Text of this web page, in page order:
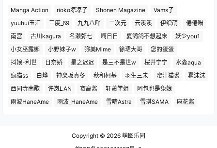
Manga Action rioko凉凉子 Shonen Magazine
Vams子
yuuhui玉汇
三度_69 九九八吖 二次元 云溪溪 伊织萌
倦倦喵
南宫
古川kagura 名濑弥七 啊日日 夏鸽鸽不想起床
妖少you1
小女巫露娜
小野妹子w 弥美Mime 徐珺大哥
您的蛋蛋
抖娘-利世
日奈娇 星之迟迟 是三不是世w 桜井宁宁
水淼aqua
疯猫ss
白烨 神楽坂真冬 秋和柯基 羽生三未 蜜汁猫裘
蠢沫沫
西园寺南歌
许岚LAN 赛高酱 轩萧学姐
阿包也是兔娘
雨波HaneAme
雨波_HaneAme 雪晴Astra 雪琪SAMA 麻花酱
Copyright © 2026 萌图乐园